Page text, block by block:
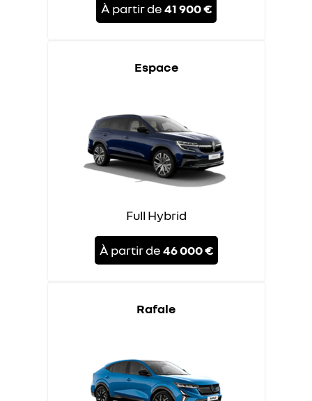
À partir de41 900 €
Espace
Full Hybrid
À partir de46 000 €
Rafale